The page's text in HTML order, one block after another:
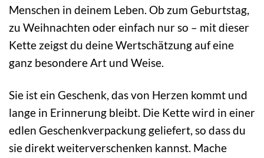
Menschen in deinem Leben. Ob zum Geburtstag,
zu Weihnachten oder einfach nur so – mit dieser
Kette zeigst du deine Wertschätzung auf eine
ganz besondere Art und Weise.
Sie ist ein Geschenk, das von Herzen kommt und
lange in Erinnerung bleibt. Die Kette wird in einer
edlen Geschenkverpackung geliefert, so dass du
sie direkt weiterverschenken kannst. Mache